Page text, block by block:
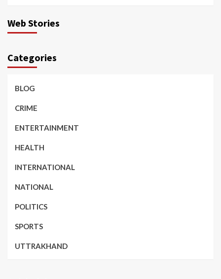
Web Stories
Categories
BLOG
CRIME
ENTERTAINMENT
HEALTH
INTERNATIONAL
NATIONAL
POLITICS
SPORTS
UTTRAKHAND